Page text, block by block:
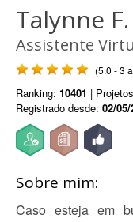
Talynne F.
Assistente
(5.0 - 3
Ranking: 10401 |
Registrado desde: 02/
Sobre mim:
Caso esteja em